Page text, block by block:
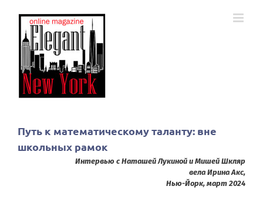
Путь к математическому таланту: вне
школьных рамок
Интервью с Наташей Лукиной и Мишей Шкляр
вела Ирина Акс,
Нью-Йорк, март 2024